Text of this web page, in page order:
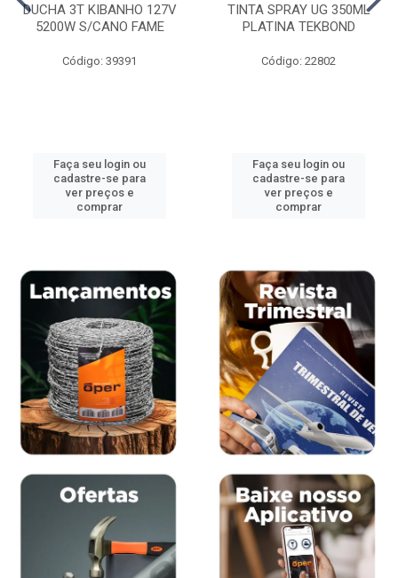
DUCHA 3T KIBANHO 127V
5200W S/CANO FAME
Código: 39391
Faça seu login ou
cadastre-se para
ver preços e
comprar
TINTA SPRAY UG 350ML
PLATINA TEKBOND
Código: 22802
Faça seu login ou
cadastre-se para
ver preços e
comprar